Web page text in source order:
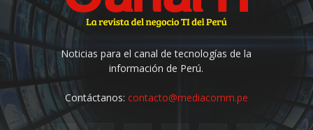
Noticias para el canal de tecnologías de la
información de Perú.
Contáctanos: contacto@mediacomm.pe